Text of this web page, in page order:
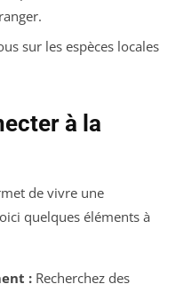
sur les espèces locales
à la
de vivre une
quelques éléments à
:Recherchez des